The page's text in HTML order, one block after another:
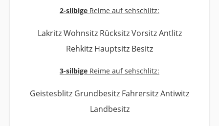
2-silbige Reime auf sehschlitz:
Lakritz Wohnsitz Rücksitz Vorsitz Antlitz
Rehkitz Hauptsitz Besitz
3-silbige Reime auf sehschlitz:
Geistesblitz Grundbesitz Fahrersitz Antiwitz
Landbesitz